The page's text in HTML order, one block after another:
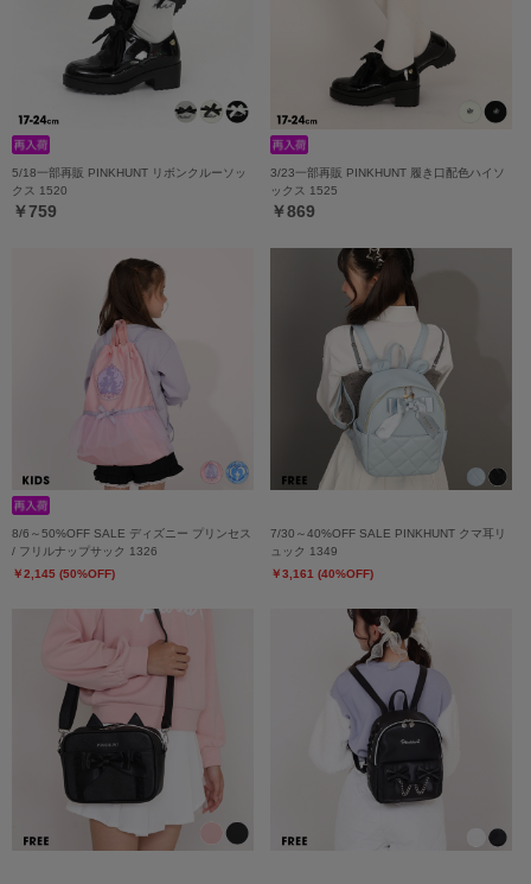
5/18一部再販 PINKHUNT リボンクルーソッ
クス 1520
￥759
3/23一部再販 PINKHUNT 履き口配色ハイソ
ックス 1525
￥869
8/6～50%OFF SALE ディズニー プリンセス
/ フリルナップサック 1326
￥2,145 (50%OFF)
7/30～40%OFF SALE PINKHUNT クマ耳リ
ュック 1349
￥3,161 (40%OFF)